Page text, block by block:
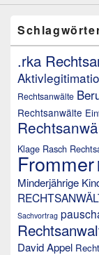
.rka
Rechtsanwälte
Rechtsanwälte
Klage Rasch
Frommer
Minderjährige
Sachvortrag
David Appel